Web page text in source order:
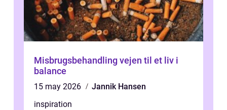
Misbrugsbehandling vejen til et liv i
balance
15 may 2026
Jannik Hansen
inspiration